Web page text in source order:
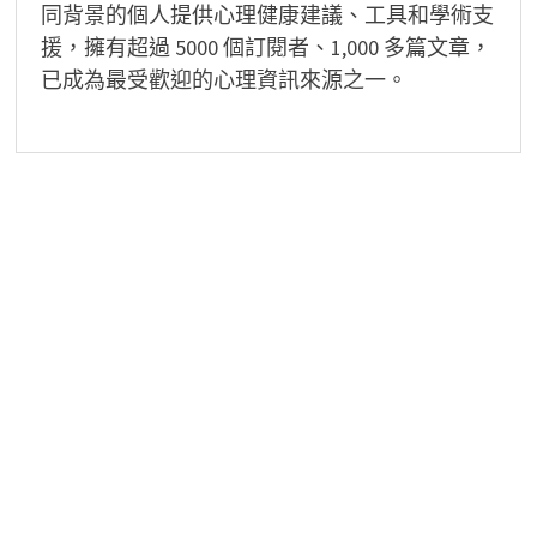
同背景的個人提供心理健康建議、工具和學術支
援，擁有超過 5000 個訂閱者、1,000 多篇文章，
已成為最受歡迎的心理資訊來源之一。